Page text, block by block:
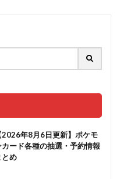
2026年8月6日更新】ポケモ
カード各種の抽選・予約情報
とめ